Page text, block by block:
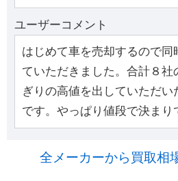
ユーザーコメント
はじめて車を売却するので同
ていただきました。合計８社
ぎりの高値を出していただい
です。やっぱり値段で決まり
全メーカーから買取相